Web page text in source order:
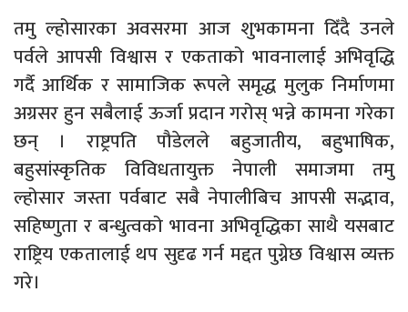
तमु ल्होसारका अवसरमा आज शुभकामना दिँदै उनले
पर्वले आपसी विश्वास र एकताको भावनालाई अभिवृद्धि
गर्दै आर्थिक र सामाजिक रूपले समृद्ध मुलुक निर्माणमा
अग्रसर हुन सबैलाई ऊर्जा प्रदान गरोस् भन्ने कामना गरेका
छन् । राष्ट्रपति पौडेलले बहुजातीय, बहुभाषिक,
बहुसांस्कृतिक विविधतायुक्त नेपाली समाजमा तमु
ल्होसार जस्ता पर्वबाट सबै नेपालीबिच आपसी सद्भाव,
सहिष्णुता र बन्धुत्वको भावना अभिवृद्धिका साथै यसबाट
राष्ट्रिय एकतालाई थप सुदृढ गर्न मद्दत पुग्नेछ विश्वास व्यक्त
गरे।